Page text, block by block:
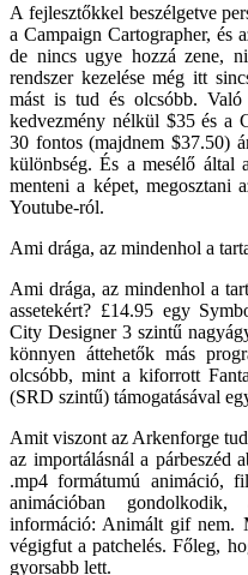
A fejlesztőkkel beszélgetve
a Campaign Cartographer, és
de nincs ugye hozzá zene,
rendszer kezelése még itt
mást is tud és olcsóbb.
kedvezmény nélkül $35 és a
30 fontos (majdnem $37.50)
különbség. És a mesélő által
menteni a képet, megosztani
Youtube-ról.
Ami drága, az mindenhol a
Ami drága, az mindenhol a
assetekért? £14.95 egy
City Designer 3 szintű
könnyen áttehetők más
olcsóbb, mint a kiforrott
(SRD szintű) támogatásával
Amit viszont az Arkenforge
az importálásnál a párbeszéd
.mp4 formátumú animáció,
animációban
információ: Animált gif nem.
végigfut a patchelés. Főleg,
gyorsabb lett.